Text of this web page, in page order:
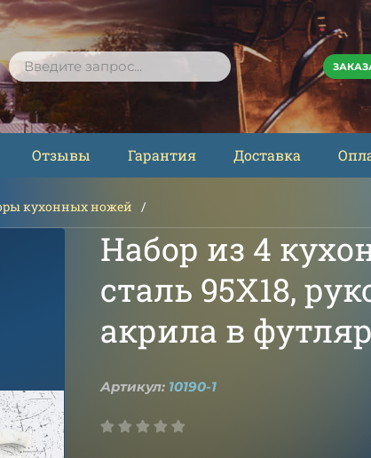
ПОИСК
Отзывы Гарантия Доставка
кухонных ножей
Набор из 4
сталь 95Х18,
акрила в
Артикул: 10190-1